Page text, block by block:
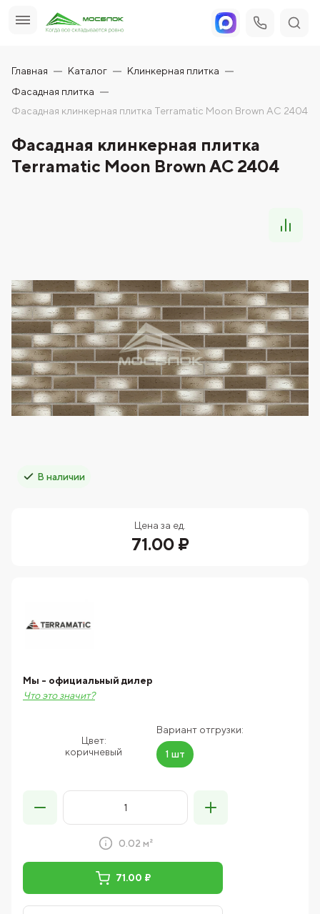
Главная Каталог
Клинкерная плитка
Фасадная плитка
Фасадная клинкерная плитка Terramatic Moon Brown AC 2404
Фасадная клинкерная плитка
Terramatic Moon Brown AC 2404
В наличии
Цена за ед.
71.00 ₽
Цвет:
коричневый
Вариант отгрузки:
1 шт
Мы - официальный дилер
Что это значит?
0.02 м²
71.00 ₽